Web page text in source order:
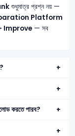
শুধুমাত্র প্রশ্ন নয় —
Platform
Improve— সব
করতে পারব?